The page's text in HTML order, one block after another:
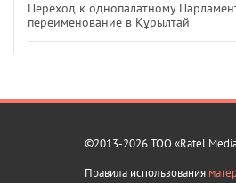
Переход к однопалатному
переименование в Құрылтай
©2013-2026 ТОО «Ratel
Правила использования